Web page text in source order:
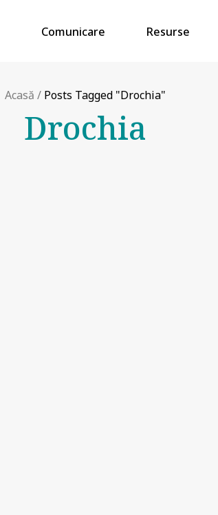
Comunicare Resurse
Acasă / Posts Tagged "Drochia"
Drochia